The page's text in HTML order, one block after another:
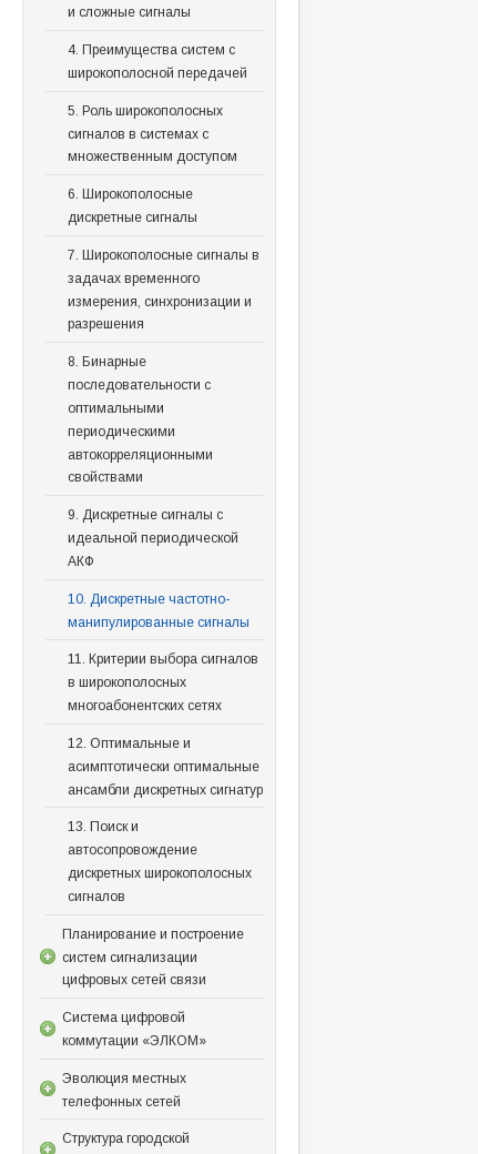
и сложные сигналы
4. Преимущества систем с
широкополосной передачей
5. Роль широкополосных
сигналов в системах с
множественным доступом
6. Широкополосные
дискретные сигналы
7. Широкополосные сигналы в
задачах временного
измерения, синхронизации и
разрешения
8. Бинарные
последовательности с
оптимальными
периодическими
автокорреляционными
свойствами
9. Дискретные сигналы с
идеальной периодической
АКФ
10. Дискретные частотно-
манипулированные сигналы
11. Критерии выбора сигналов
в широкополосных
многоабонентских сетях
12. Оптимальные и
асимптотически оптимальные
ансамбли дискретных сигнатур
13. Поиск и
автосопровождение
дискретных широкополосных
сигналов
Планирование и построение
систем сигнализации
цифровых сетей связи
Система цифровой
коммутации «ЭЛКОМ»
Эволюция местных
телефонных сетей
Структура городской